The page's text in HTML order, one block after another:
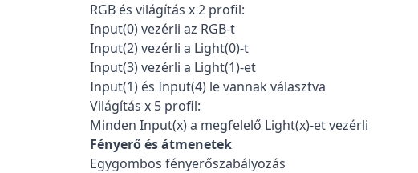
RGB és világítás x 2 profil:
Input(0) vezérli az RGB-t
Input(2) vezérli a Light(0)-t
Input(3) vezérli a Light(1)-et
Input(1) és Input(4) le vannak választva
Világítás x 5 profil:
Minden Input(x) a megfelelő Light(x)-et vezérli
Fényerő és átmenetek
Egygombos fényerőszabályozás